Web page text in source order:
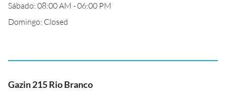
Sábado: 08:00 AM - 06:00 PM
Domingo: Closed
Gazin 215 Rio Branco